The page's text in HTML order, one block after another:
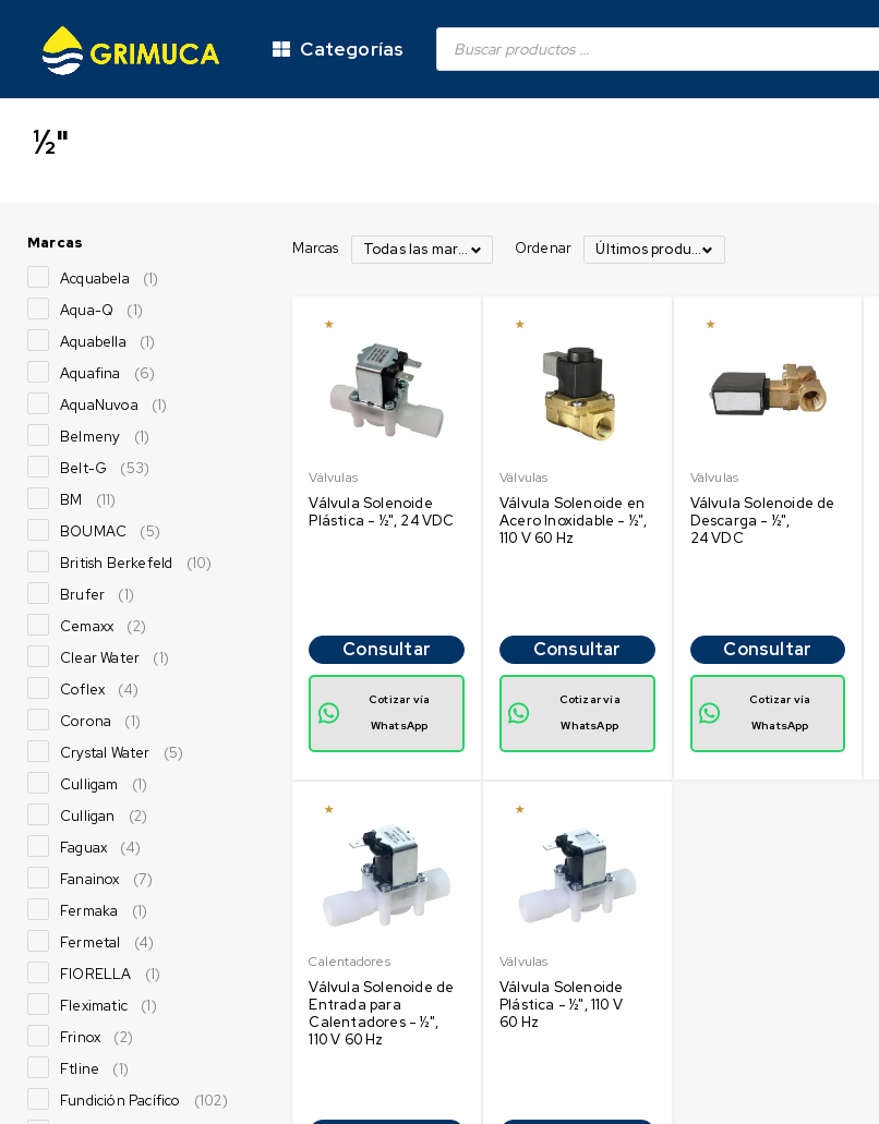
Categorías
½"
Marcas
Acquabela
(1)
Aqua-Q
(1)
Aquabella
(1)
Aquafina
(6)
AquaNuvoa
(1)
Belmeny
(1)
Belt-G
(53)
BM
(11)
BOUMAC
(5)
British Berkefeld
(10)
Brufer
(1)
Cemaxx
(2)
Clear Water
(1)
Coflex
(4)
Corona
(1)
Crystal Water
(5)
Culligam
(1)
Culligan
(2)
Faguax
(4)
Fanainox
(7)
Fermaka
(1)
Fermetal
(4)
FIORELLA
(1)
Fleximatic
(1)
Frinox
(2)
Ftline
(1)
Fundición Pacífico
(102)
Marcas Todas las marcas Ordenar Últimos productos
Válvulas
Válvula Solenoide
Plástica - ½", 24 VDC
Consultar
Cotizar vía
WhatsApp
Válvulas
Válvula Solenoide en
Acero Inoxidable - ½",
110 V 60 Hz
Consultar
Cotizar vía
WhatsApp
Válvulas
Válvula Solenoide de
Descarga - ½",
24 VDC
Consultar
Cotizar vía
WhatsApp
Calentadores
Válvula Solenoide de
Entrada para
Calentadores - ½",
110 V 60 Hz
Válvulas
Válvula Solenoide
Plástica - ½", 110 V
60 Hz